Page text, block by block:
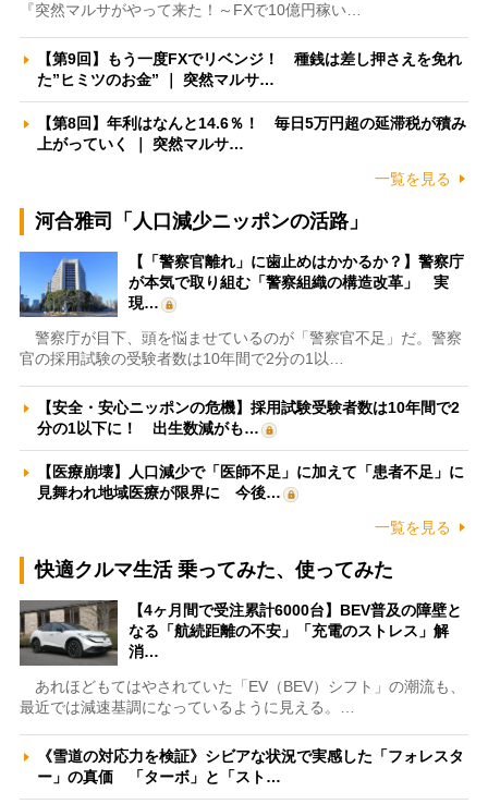
『突然マルサがやって来た！～FXで10億円稼い…
【第9回】もう一度FXでリベンジ！ 種銭は差し押さえを免れ
た”ヒミツのお金” ｜ 突然マルサ…
【第8回】年利はなんと14.6％！ 毎日5万円超の延滞税が積み
上がっていく ｜ 突然マルサ…
一覧を見る
河合雅司「人口減少ニッポンの活路」
【「警察官離れ」に歯止めはかかるか？】警察庁
が本気で取り組む「警察組織の構造改革」 実
現…
警察庁が目下、頭を悩ませているのが「警察官不足」だ。警察
官の採用試験の受験者数は10年間で2分の1以…
【安全・安心ニッポンの危機】採用試験受験者数は10年間で2
分の1以下に！ 出生数減がも…
【医療崩壊】人口減少で「医師不足」に加えて「患者不足」に
見舞われ地域医療が限界に 今後…
一覧を見る
快適クルマ生活 乗ってみた、使ってみた
【4ヶ月間で受注累計6000台】BEV普及の障壁と
なる「航続距離の不安」「充電のストレス」解
消…
あれほどもてはやされていた「EV（BEV）シフト」の潮流も、
最近では減速基調になっているように見える。…
《雪道の対応力を検証》シビアな状況で実感した「フォレスタ
ー」の真価 「ターボ」と「スト…